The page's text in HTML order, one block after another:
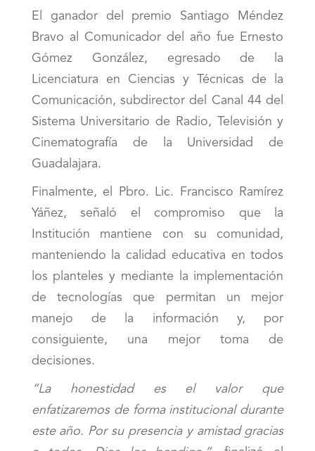
El ganador del premio Santiago Méndez
Bravo al Comunicador del año fue Ernesto
Gómez González, egresado de la
Licenciatura en Ciencias y Técnicas de la
Comunicación, subdirector del Canal 44 del
Sistema Universitario de Radio, Televisión y
Cinematografía de la Universidad de
Guadalajara.
Finalmente, el Pbro. Lic. Francisco Ramírez
Yáñez, señaló el compromiso que la
Institución mantiene con su comunidad,
manteniendo la calidad educativa en todos
los planteles y mediante la implementación
de tecnologías que permitan un mejor
manejo de la información y, por
consiguiente, una mejor toma de
decisiones.
“La honestidad es el valor que
enfatizaremos de forma institucional durante
este año. Por su presencia y amistad gracias